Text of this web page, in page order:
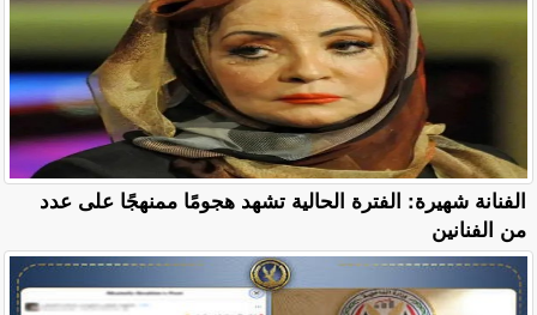
الفنانة شهيرة: الفترة الحالية تشهد هجومًا ممنهجًا على عدد
من الفنانين